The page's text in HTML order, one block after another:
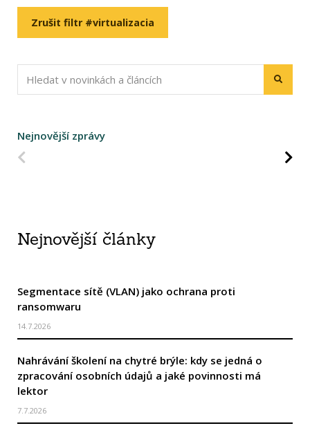
Zrušit filtr #virtualizacia
Nejnovější zprávy
Nejnovější články
Segmentace sítě (VLAN) jako ochrana proti
ransomwaru
14.7.2026
Nahrávání školení na chytré brýle: kdy se jedná o
zpracování osobních údajů a jaké povinnosti má
lektor
7.7.2026